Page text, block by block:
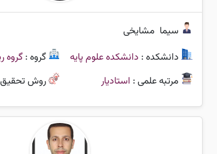
سیما مشایخی
دانشکده : دانشکده علوم پایه گروه :گروه
مرتبه علمی : استادیار روش